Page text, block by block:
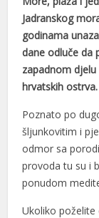
Jadranskog
godinama
dane odluče da
zapadnom
hrvatskih ostrva.
Poznato po
šljunkovitim i
odmor sa
provoda tu su i
ponudom
Ukoliko